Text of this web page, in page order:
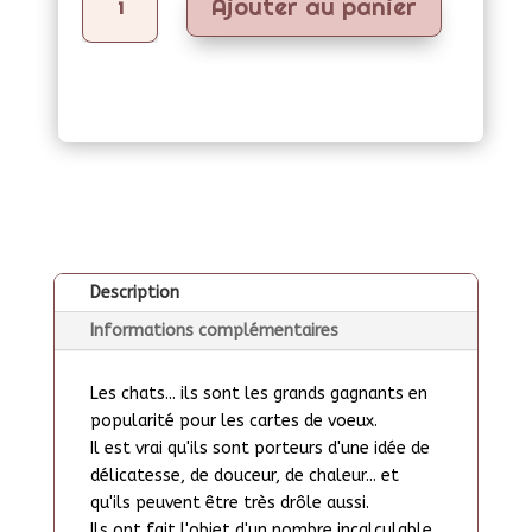
Deux
chats
sous
la
lune
(format
Ajouter au panier
Description
Informations complémentaires
Les chats... ils sont les grands gagnants en
popularité pour les cartes de voeux.
Il est vrai qu'ils sont porteurs d'une idée de
délicatesse, de douceur, de chaleur... et
qu'ils peuvent être très drôle aussi.